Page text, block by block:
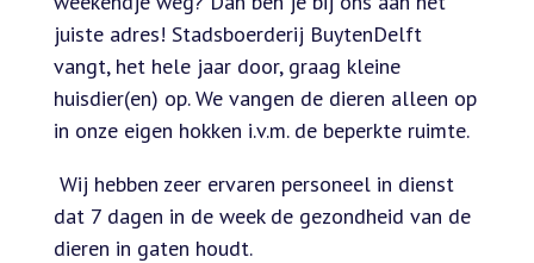
juiste adres! Stadsboerderij BuytenDelft
vangt, het hele jaar door, graag kleine
huisdier(en) op. We vangen de dieren alleen op
in onze eigen hokken i.v.m. de beperkte ruimte.
Wij hebben zeer ervaren personeel in dienst
dat 7 dagen in de week de gezondheid van de
dieren in gaten houdt.